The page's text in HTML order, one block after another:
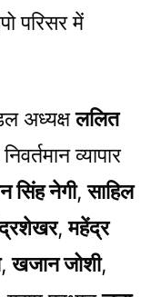
परिसर में
अध्यक्षललित
व्यापार
सिंह नेगी,साहिल
,महेंद्र
,खजान जोशी,